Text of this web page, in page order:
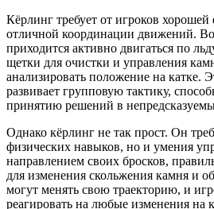
Кёрлинг требует от игроков
отличной координации движений.
приходится активно двигаться по
щетки для очистки и управления
анализировать положение на катке.
развивает групповую тактику,
принятию решений в
Однако кёрлинг не так прост. Он
физических навыков, но и умения
направлением своих бросков,
для изменения скольжения камня и
могут менять свою траекторию, и
реагировать на любые изменения на